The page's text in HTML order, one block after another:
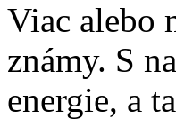
Viac alebo
známy. S
energie, a